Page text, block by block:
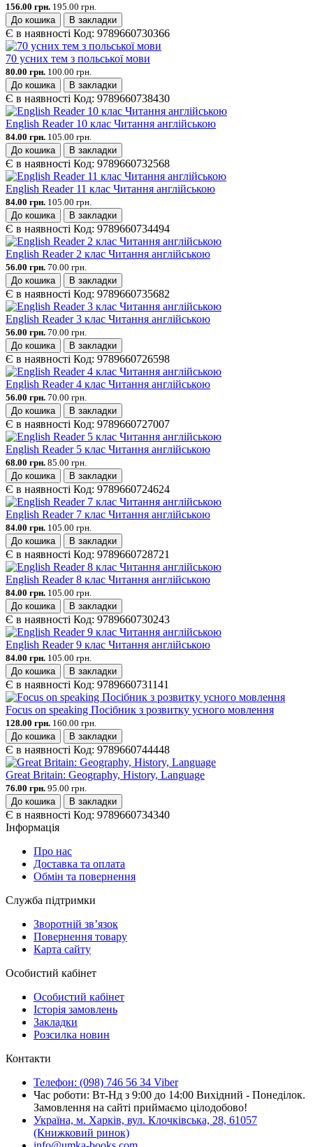
156.00 грн. 195.00 грн.
До кошика
В закладки
Є в наявності Код: 9789660730366
70 усних тем з польської мови
80.00 грн. 100.00 грн.
До кошика
В закладки
Є в наявності Код: 9789660738430
English Reader 10 клас Читання англійською
84.00 грн. 105.00 грн.
До кошика
В закладки
Є в наявності Код: 9789660732568
English Reader 11 клас Читання англійською
84.00 грн. 105.00 грн.
До кошика
В закладки
Є в наявності Код: 9789660734494
English Reader 2 клас Читання англійською
56.00 грн. 70.00 грн.
До кошика
В закладки
Є в наявності Код: 9789660735682
English Reader 3 клас Читання англійською
56.00 грн. 70.00 грн.
До кошика
В закладки
Є в наявності Код: 9789660726598
English Reader 4 клас Читання англійською
56.00 грн. 70.00 грн.
До кошика
В закладки
Є в наявності Код: 9789660727007
English Reader 5 клас Читання англійською
68.00 грн. 85.00 грн.
До кошика
В закладки
Є в наявності Код: 9789660724624
English Reader 7 клас Читання англійською
84.00 грн. 105.00 грн.
До кошика
В закладки
Є в наявності Код: 9789660728721
English Reader 8 клас Читання англійською
84.00 грн. 105.00 грн.
До кошика
В закладки
Є в наявності Код: 9789660730243
English Reader 9 клас Читання англійською
84.00 грн. 105.00 грн.
До кошика
В закладки
Є в наявності Код: 9789660731141
Focus on speaking Посібник з розвитку усного мовлення
128.00 грн. 160.00 грн.
До кошика
В закладки
Є в наявності Код: 9789660744448
Great Britain: Geography, History, Language
76.00 грн. 95.00 грн.
До кошика
В закладки
Є в наявності Код: 9789660734340
Інформація
Про нас
Доставка та оплата
Обмін та повернення
Служба підтримки
Зворотній зв’язок
Повернення товару
Карта сайту
Особистий кабінет
Особистий кабінет
Історія замовлень
Закладки
Розсилка новин
Контакти
Телефон: (098) 746 56 34 Viber
Час роботи: Вт-Нд з 9:00 до 14:00 Вихідний - Понеділок.
Замовлення на сайті приймаємо цілодобово!
Україна, м. Харків, вул. Клочківська, 28, 61057
(Книжковий ринок)